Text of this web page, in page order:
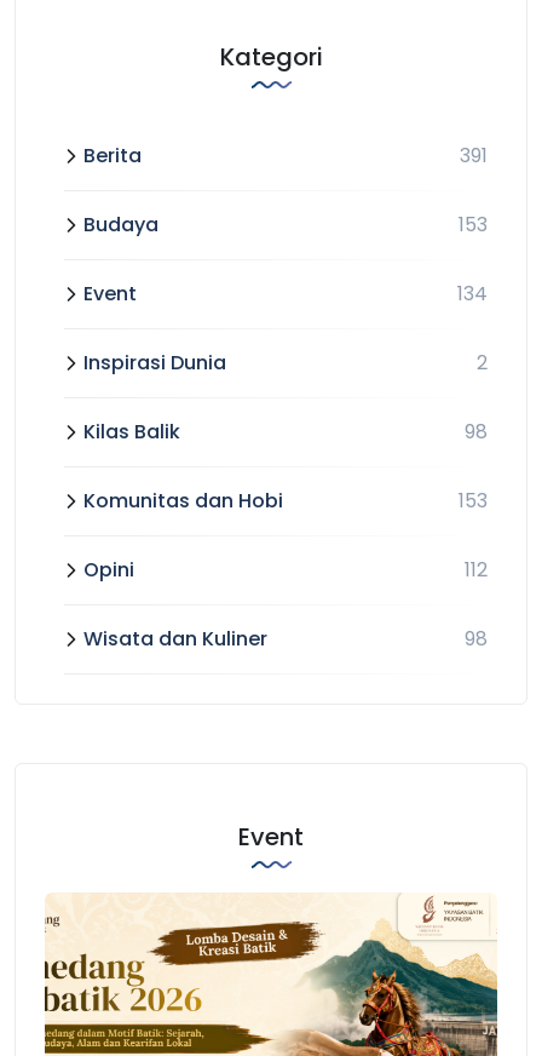
Kategori
Berita 391
Budaya 153
Event 134
Inspirasi Dunia 2
Kilas Balik 98
Komunitas dan Hobi 153
Opini 112
Wisata dan Kuliner 98
Event